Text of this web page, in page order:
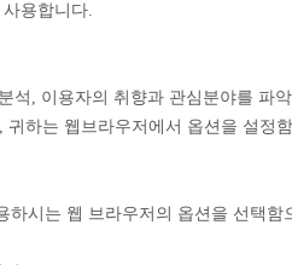
용합니다.
석, 이용자의 취향과 관심분야를
하는 웹브라우저에서 옵션을 설
하시는 웹 브라우저의 옵션을 선택